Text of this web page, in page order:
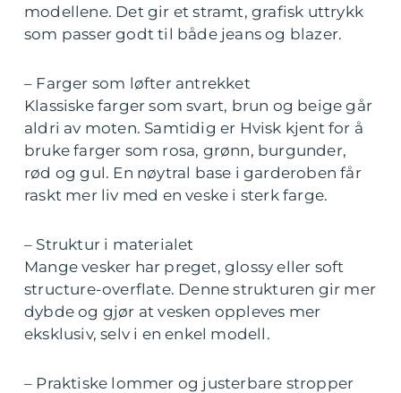
modellene. Det gir et stramt, grafisk uttrykk
som passer godt til både jeans og blazer.
– Farger som løfter antrekket
Klassiske farger som svart, brun og beige går
aldri av moten. Samtidig er Hvisk kjent for å
bruke farger som rosa, grønn, burgunder,
rød og gul. En nøytral base i garderoben får
raskt mer liv med en veske i sterk farge.
– Struktur i materialet
Mange vesker har preget, glossy eller soft
structure-overflate. Denne strukturen gir mer
dybde og gjør at vesken oppleves mer
eksklusiv, selv i en enkel modell.
– Praktiske lommer og justerbare stropper